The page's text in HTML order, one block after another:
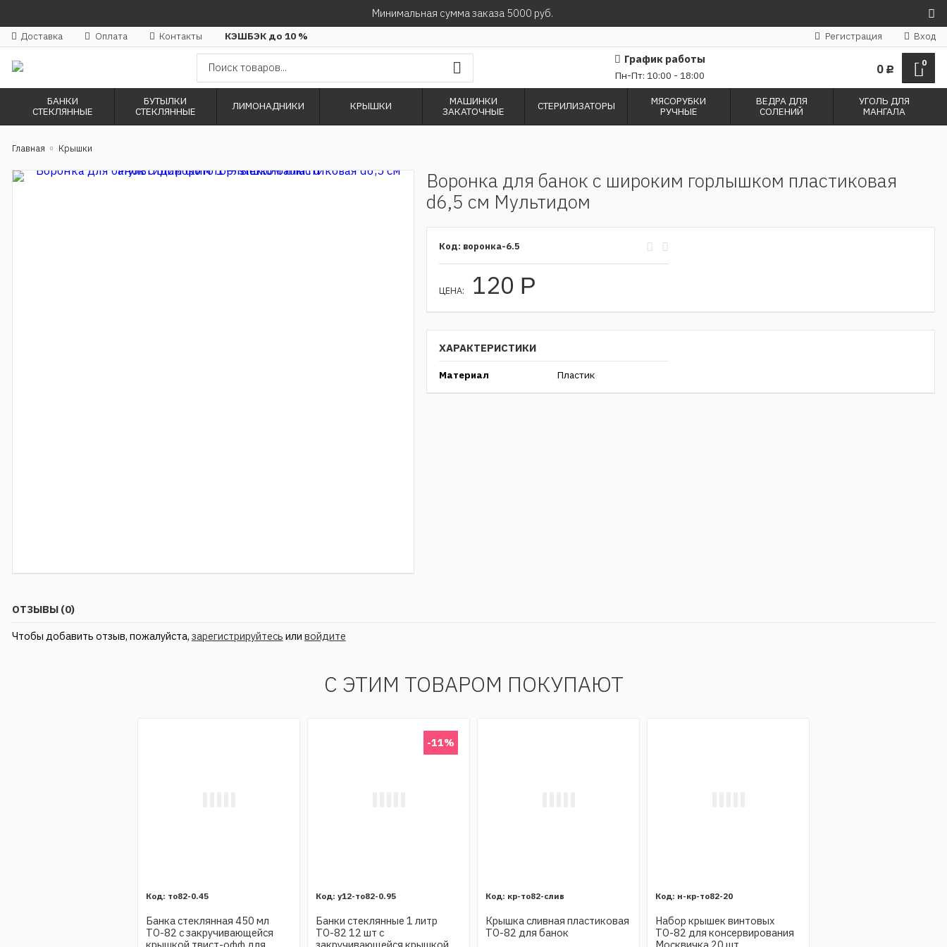
Минимальная сумма заказа 5000 руб.
Доставка Оплата Контакты КЭШБЭК до 10 % Регистрация Вход
График работы
Пн-Пт: 10:00 - 18:00
0
0 Р
БАНКИ
СТЕКЛЯННЫЕ
БУТЫЛКИ
СТЕКЛЯННЫЕ
ЛИМОНАДНИКИ КРЫШКИ
МАШИНКИ
ЗАКАТОЧНЫЕ
СТЕРИЛИЗАТОРЫ
МЯСОРУБКИ
РУЧНЫЕ
ВЕДРА ДЛЯ
СОЛЕНИЙ
УГОЛЬ ДЛЯ
МАНГАЛА
Главная Крышки
Воронка для банок с широким горлышком пластиковая
d6,5 см Мультидом
воронка-6.5
ЦЕНА: 120 Р
ХАРАКТЕРИСТИКИ
Материал Пластик
ОТЗЫВЫ (0)
Чтобы добавить отзыв, пожалуйста, зарегистрируйтесь или войдите
С ЭТИМ ТОВАРОМ ПОКУПАЮТ
то82-0.45
Банка стеклянная 450 мл
ТО-82 с закручивающейся
-11%
у12-то82-0.95
Банки стеклянные 1 литр
ТО-82 12 шт с
кр-то82-слив
Крышка сливная пластиковая
ТО-82 для банок
н-кр-то82-20
Набор крышек винтовых
ТО-82 для консервирования